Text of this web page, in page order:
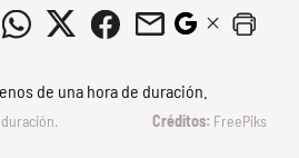
FreePiks